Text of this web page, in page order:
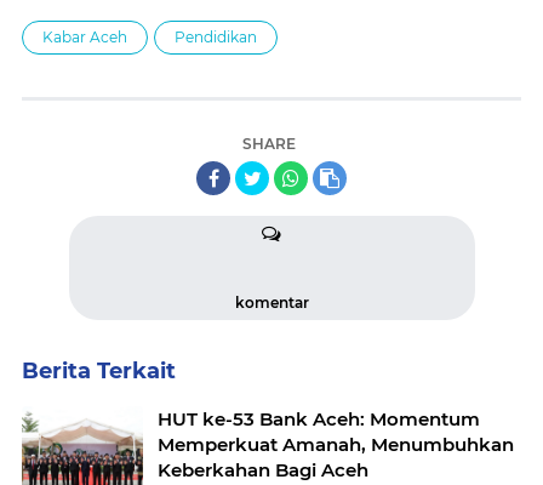
Kabar Aceh Pendidikan
SHARE
komentar
Berita Terkait
HUT ke-53 Bank Aceh: Momentum
Memperkuat Amanah, Menumbuhkan
Keberkahan Bagi Aceh